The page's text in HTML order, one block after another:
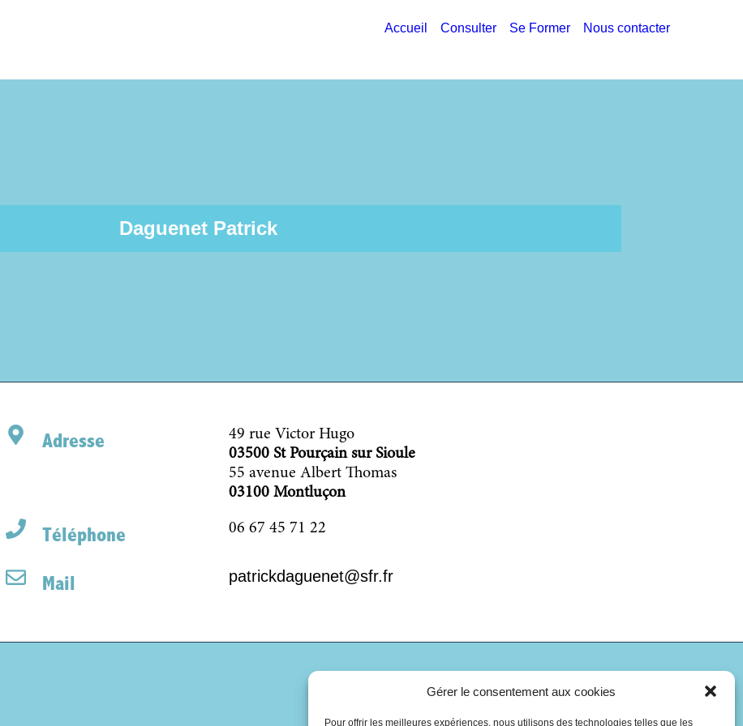
Gérer le consentement aux cookies
Pour offrir les meilleures expériences, nous utilisons des technologies telles que les
Accueil Consulter Se Former Nous contacter
Daguenet Patrick
Adresse
49 rue Victor Hugo
03500 St Pourçain sur Sioule
55 avenue Albert Thomas
03100 Montluçon
Téléphone 06 67 45 71 22
Mail patrickdaguenet@sfr.fr